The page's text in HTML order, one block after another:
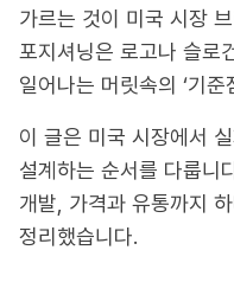
가르는 것이 미국 시장
포지셔닝은 로고나 슬로
일어나는 머릿속의 ‘기
이 글은 미국 시장에서
설계하는 순서를 다룹니
개발, 가격과 유통까지
정리했습니다.